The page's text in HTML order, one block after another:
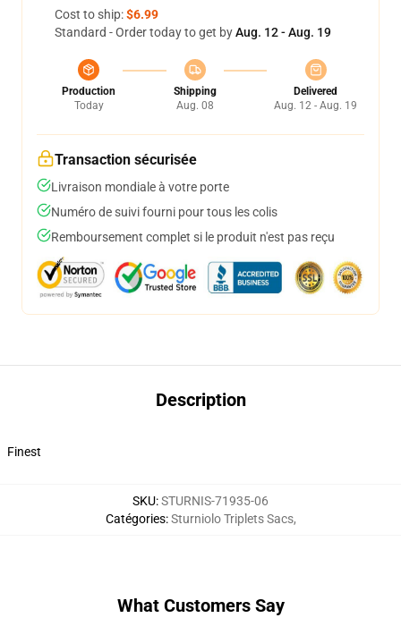
Cost to ship:$6.99
Standard - Order today to get byAug. 12 - Aug. 19
Production
Today
Shipping
Aug. 08
Delivered
Aug. 12 - Aug. 19
Transaction sécurisée
Livraison mondiale à votre porte
Numéro de suivi fourni pour tous les colis
Remboursement complet si le produit n'est pas reçu
Description
Finest
SKU:STURNIS-71935-06
Catégories:Sturniolo Triplets Sacs,
What Customers Say